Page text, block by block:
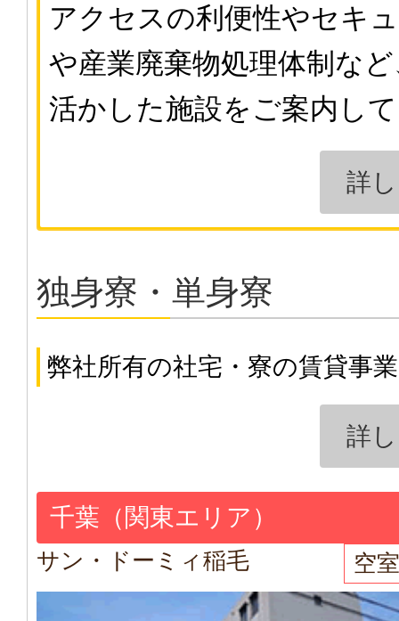
アクセスの利便性やセキ
や産業廃棄物処理体制な
活かした施設をご案内し
詳
独身寮・単身寮
弊社所有の社宅・寮の賃貸事
詳
千葉（関東エリア）
サン・ドーミィ稲毛 空